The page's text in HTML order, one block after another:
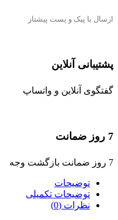
ارسال با پیک و پست پیشتاز
پشتیبانی آنلاین
گفتگوی آنلاین و واتساپ
7 روز ضمانت
7 روز ضمانت بازگشت وجه
توضیحات
توضیحات تکمیلی
نظرات (0)